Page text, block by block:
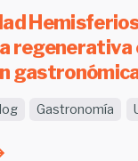
regenerativa
Gastronomía